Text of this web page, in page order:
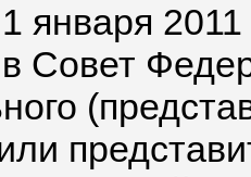
января
Совет